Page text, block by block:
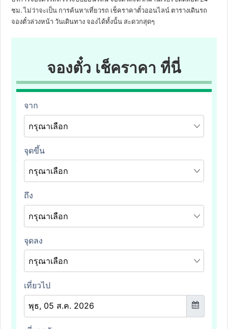
ชม. ไม่ว่าจะเป็น การค้นหาเที่ยวรถ เช็คราคาตั๋วออนไลน์ ตารางเดินรถ
จองตั๋วล่วงหน้า วันเดินทาง จองได้ทั้งนั้น สะดวกสุดๆ
จองตั๋ว เช็คราคา ที่นี่